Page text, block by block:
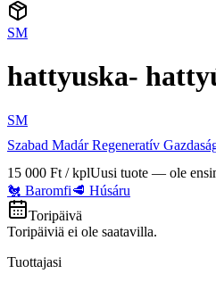
SM
hattyuska-
SM
Szabad Madár Regeneratív
15 000 Ft / kplUusi tuote — ole
🐔 Baromfi🥩 Húsáru
Toripäivä
Toripäiviä ei ole saatavilla.
Tuottajasi